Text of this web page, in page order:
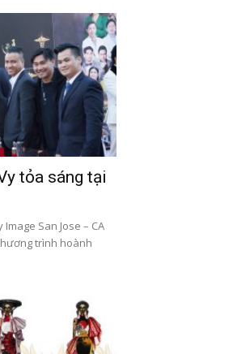
tỏa sáng tại
San Jose – CA
trình hoành